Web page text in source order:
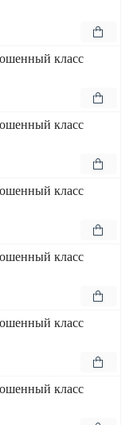
класс
класс
класс
класс
класс
класс